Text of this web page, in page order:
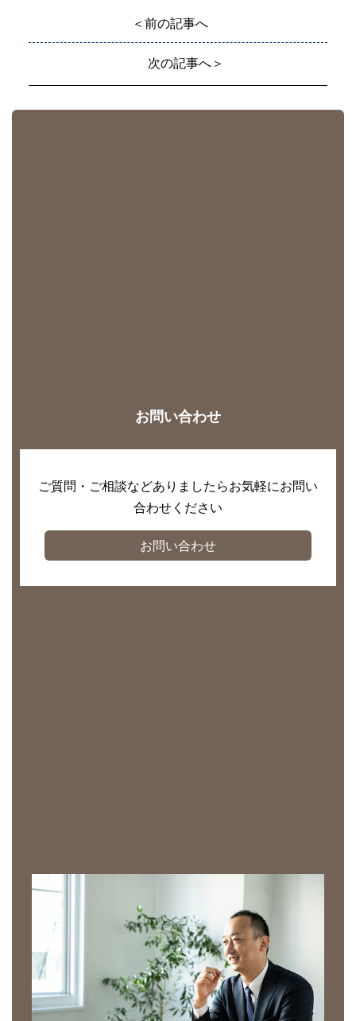
＜前の記事へ
次の記事へ＞
お問い合わせ
ご質問・ご相談などありましたらお気軽にお問い
合わせください
お問い合わせ